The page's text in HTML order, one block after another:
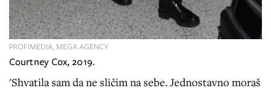
PROFIMEDIA, MEGA AGENCY
Courtney Cox, 2019.
'Shvatila sam da ne sličim na sebe. Jednostavno moraš